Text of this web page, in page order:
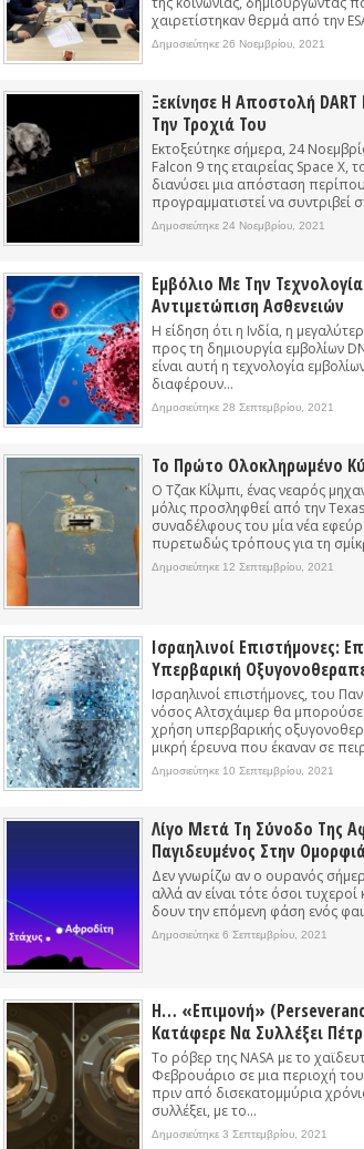
Συνέντευξη: Συζητώντας με τον ερευνητή κ.
1)
podcast: Τι είναι τα Βαρυτικά Κύματα
podcast: Αναζητώντας τα Βαρυτικά Κύματα
χαιρετίστηκαν θερμά από την
Δημοσιεύτηκε 26 Νοεμβρίου, 2021
Ξεκίνησε Η Αποστολή
Την Τροχιά Του
Εκτοξεύτηκε σήμερα, 24
Falcon 9 της εταιρείας Space
διανύσει μια απόσταση
προγραμματιστεί να συντριβεί
Δημοσιεύτηκε 24 Νοεμβρίου, 2021
Εμβόλιο Με Την
Αντιμετώπιση Ασθενειών
Η είδηση ότι η Ινδία, η
προς τη δημιουργία εμβολίων
είναι αυτή η τεχνολογία
διαφέρουν...
Δημοσιεύτηκε 28 Σεπτεμβρίου, 2021
Το Πρώτο Ολοκληρωμένο
Ο Τζακ Κίλμπι, ένας νεαρός
μόλις προσληφθεί από την
συναδέλφους του μία νέα
πυρετωδώς τρόπους για τη
Δημοσιεύτηκε 12 Σεπτεμβρίου, 2021
Ισραηλινοί Επιστήμονες:
Υπερβαρική
Ισραηλινοί επιστήμονες, του
νόσος Αλτσχάιμερ θα μπορούσε
χρήση υπερβαρικής
μικρή έρευνα που έκαναν σε
Δημοσιεύτηκε 10 Σεπτεμβρίου, 2021
Λίγο Μετά Τη Σύνοδο Της
Παγιδευμένος Στην
Δεν γνωρίζω αν ο ουρανός
αλλά αν είναι τότε όσοι
δουν την επόμενη φάση ενός
Δημοσιεύτηκε 6 Σεπτεμβρίου, 2021
Η… «επιμονή»
Κατάφερε Να Συλλέξει
Το ρόβερ της NASA με το
Φεβρουάριο σε μια περιοχή
πριν από δισεκατομμύρια
συλλέξει, με το...
Δημοσιεύτηκε 3 Σεπτεμβρίου, 2021